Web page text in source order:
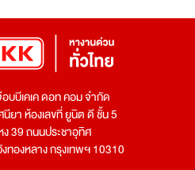
บบีเคเค ดอท คอม จำกัด
ยา ห้องเลขที่ ยูนิต ดี ชั้น 5
39 ถนนประชาอุทิศ
งทองหลาง กรุงเทพฯ 10310